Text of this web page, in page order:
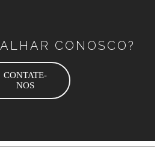
CONOSCO?
CONTATE-
NOS